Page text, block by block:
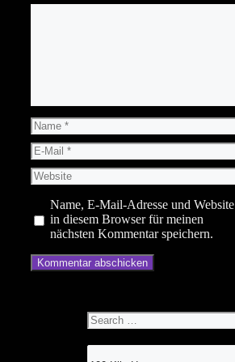
Name
E-
Mail
Website
Name, E-Mail-Adresse und Website
in diesem Browser für meinen
nächsten Kommentar speichern.